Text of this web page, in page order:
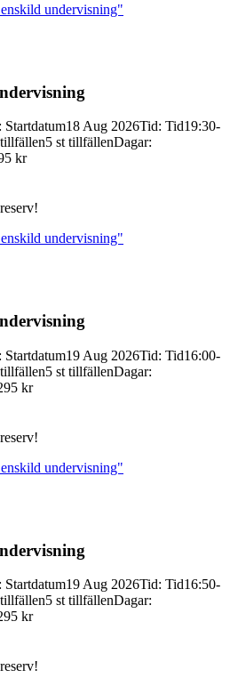
undervisning"
: Startdatum18 Aug 2026Tid: Tid19:30-
5 st tillfällenDagar:
kr
undervisning"
: Startdatum19 Aug 2026Tid: Tid16:00-
5 st tillfällenDagar:
kr
undervisning"
: Startdatum19 Aug 2026Tid: Tid16:50-
5 st tillfällenDagar:
kr